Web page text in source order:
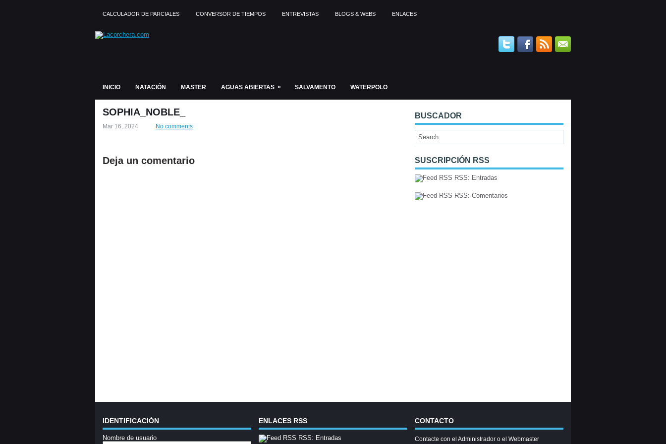
CALCULADOR DE PARCIALES CONVERSOR DE TIEMPOS ENTREVISTAS BLOGS & WEBS ENLACES
INICIO NATACIÓN MASTER AGUAS ABIERTAS » SALVAMENTO WATERPOLO
SOPHIA_NOBLE_
Mar 16, 2024 No comments
Deja un comentario
BUSCADOR
SUSCRIPCIÓN RSS
RSS: Entradas
RSS: Comentarios
IDENTIFICACIÓN
Nombre de usuario
ENLACES RSS
RSS: Entradas
CONTACTO
Contacte con el Administrador o el Webmaster